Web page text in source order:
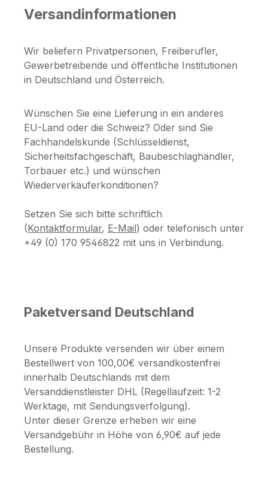
Versandinformationen
Wir beliefern Privatpersonen, Freiberufler,
Gewerbetreibende und öffentliche Institutionen
in Deutschland und Österreich.
Wünschen Sie eine Lieferung in ein anderes
EU-Land oder die Schweiz? Oder sind Sie
Fachhandelskunde (Schlüsseldienst,
Sicherheitsfachgeschäft, Baubeschlaghändler,
Torbauer etc.) und wünschen
Wiederverkäuferkonditionen?
Setzen Sie sich bitte schriftlich
(Kontaktformular, E-Mail) oder telefonisch unter
+49 (0) 170 9546822 mit uns in Verbindung.
Paketversand Deutschland
Unsere Produkte versenden wir über einem
Bestellwert von 100,00€ versandkostenfrei
innerhalb Deutschlands mit dem
Versanddienstleister DHL (Regellaufzeit: 1-2
Werktage, mit Sendungsverfolgung).
Unter dieser Grenze erheben wir eine
Versandgebühr in Höhe von 6,90€ auf jede
Bestellung.